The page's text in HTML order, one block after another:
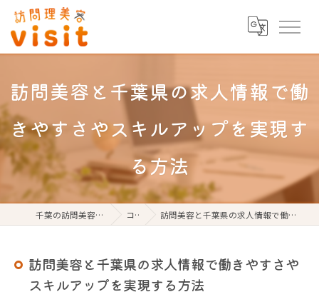
訪問美容と千葉県の求人情報で働
きやすさやスキルアップを実現す
る方法
千葉の訪問美容なら訪問理美容visit コラム 訪問美容と千葉県の求人情報で働きやすさやスキルアップを実現する方法
訪問美容と千葉県の求人情報で働きやすさや
スキルアップを実現する方法